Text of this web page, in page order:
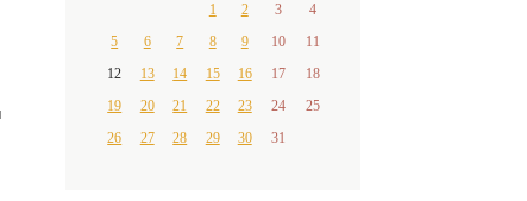
1 2 3
4
5
6 7 8 9 10
11
12
13 14 15 16 17
18
19
20 21 22 23 24
25
26
27 28 29 30 31